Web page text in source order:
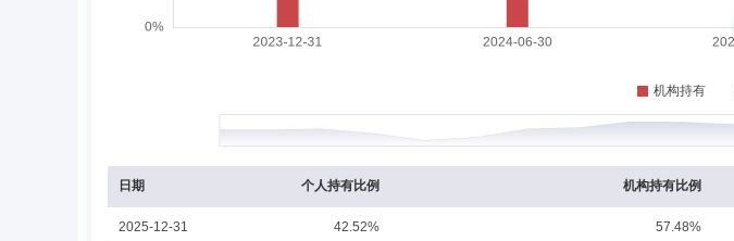
庞水珍女士：泰康基金管理有限公司职工监事，技术经济及管理硕士。现任泰康基金管理有限公司
日期 个人持有比例 机构持有比例
2025-12-31 42.52% 57.48%